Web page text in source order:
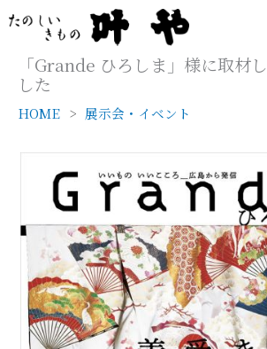
容
「Grande ひろしま」様に取材
した
HOME 展示会・イベント